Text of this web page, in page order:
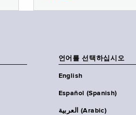
언어를 선택하십시오
English
Español (Spanish)
العربية (Arabic)